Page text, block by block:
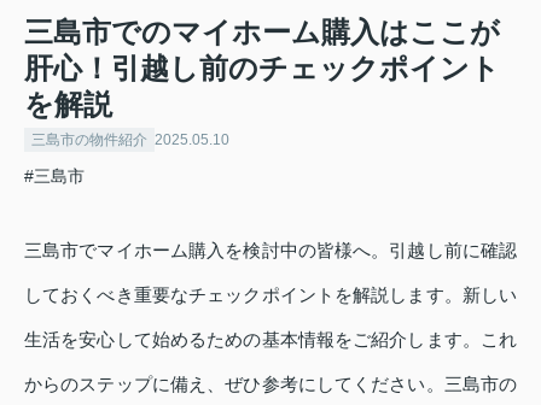
三島市でのマイホーム購入はここが
肝心！引越し前のチェックポイント
を解説
三島市の物件紹介 2025.05.10
#三島市
三島市でマイホーム購入を検討中の皆様へ。引越し前に確認
しておくべき重要なチェックポイントを解説します。新しい
生活を安心して始めるための基本情報をご紹介します。これ
からのステップに備え、ぜひ参考にしてください。三島市の